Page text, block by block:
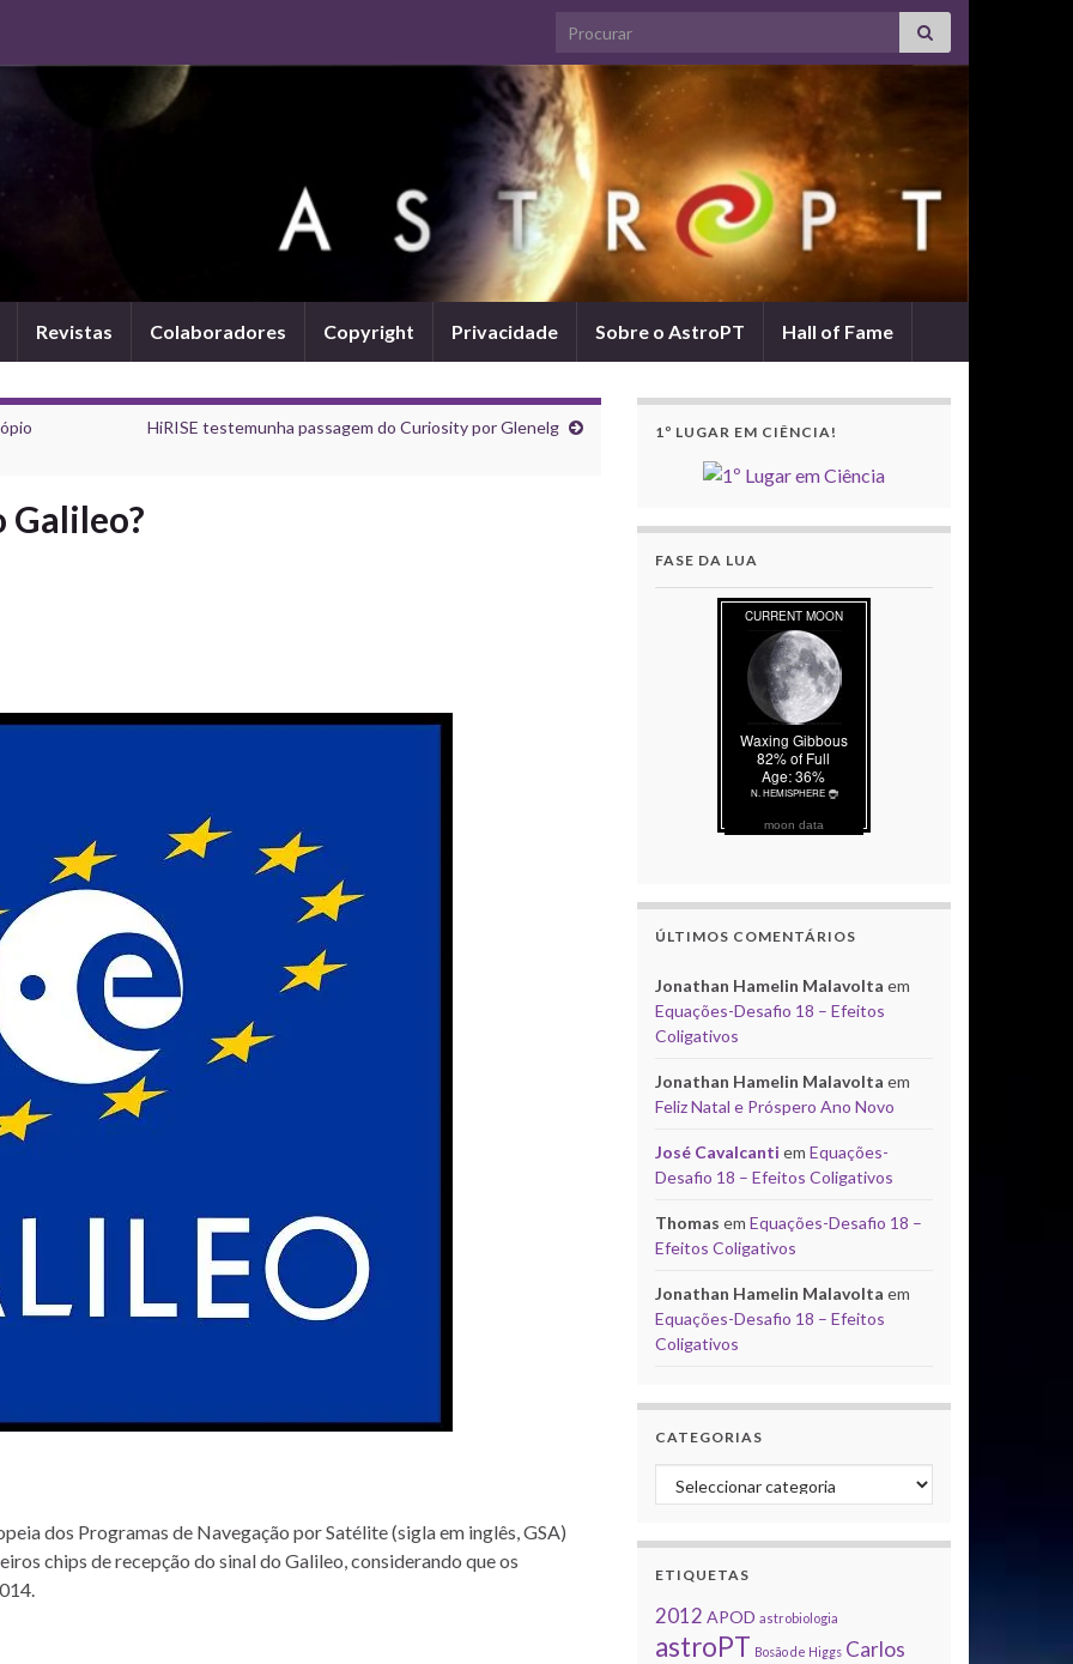
Search for:
Revistas Colaboradores Copyright Privacidade Sobre o AstroPT Hall of Fame
HiRISE testemunha passagem do Curiosity por Glenelg
dos Programas de Navegação por Satélite (sigla em inglês, GSA)
chips de recepção do sinal do Galileo, considerando que os
1º LUGAR EM CIÊNCIA!
FASE DA LUA
moon data
ÚLTIMOS COMENTÁRIOS
Jonathan Hamelin Malavolta em
Equações-Desafio 18 – Efeitos
Coligativos
Jonathan Hamelin Malavolta em
Feliz Natal e Próspero Ano Novo
José Cavalcanti em Equações-
Desafio 18 – Efeitos Coligativos
Thomas em Equações-Desafio 18 –
Efeitos Coligativos
Jonathan Hamelin Malavolta em
Equações-Desafio 18 – Efeitos
Coligativos
CATEGORIAS
Categorias
ETIQUETAS
2012 APOD astrobiologia
astroPT Bosão de Higgs Carlos